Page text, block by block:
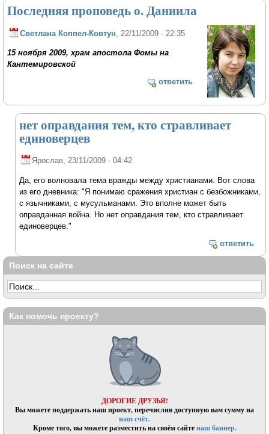
Последняя проповедь о. Даниила
Светлана Коппел-Ковтун , 22/11/2009 - 22:35
15 ноября 2009, храм апостола Фомы на
Кантемировской
ответить
нет оправдания тем, кто стравливает
единоверцев
Ярослав, 23/11/2009 - 04:42
Да, его волновала тема вражды между христианами. Вот слова
из его дневника: "Я понимаю сражения христиан с безбожниками,
с язычниками, с мусульманами. Это вполне может быть
оправданная война. Но нет оправдания тем, кто стравливает
единоверцев."
ответить
Поиск на сайте
Как помочь проекту?
ДОРОГИЕ ДРУЗЬЯ!
Вы можете поддержать наш проект, перечислив доступную вам сумму на
наш счёт.
Кроме того, вы можете разместить на своём сайтенаш баннер.